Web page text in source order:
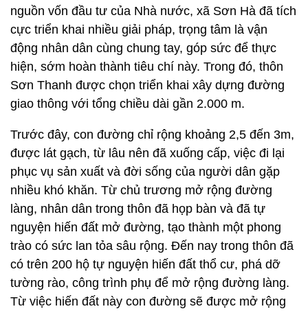
nguồn vốn đầu tư của Nhà nước, xã Sơn Hà đã tích
cực triển khai nhiều giải pháp, trọng tâm là vận
động nhân dân cùng chung tay, góp sức để thực
hiện, sớm hoàn thành tiêu chí này. Trong đó, thôn
Sơn Thanh được chọn triển khai xây dựng đường
giao thông với tổng chiều dài gần 2.000 m.
Trước đây, con đường chỉ rộng khoảng 2,5 đến 3m,
được lát gạch, từ lâu nên đã xuống cấp, việc đi lại
phục vụ sản xuất và đời sống của người dân gặp
nhiều khó khăn. Từ chủ trương mở rộng đường
làng, nhân dân trong thôn đã họp bàn và đã tự
nguyện hiến đất mở đường, tạo thành một phong
trào có sức lan tỏa sâu rộng. Đến nay trong thôn đã
có trên 200 hộ tự nguyện hiến đất thổ cư, phá dỡ
tường rào, công trình phụ để mở rộng đường làng.
Từ việc hiến đất này con đường sẽ được mở rộng